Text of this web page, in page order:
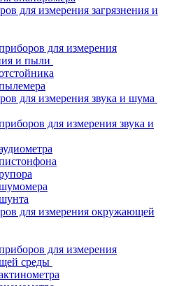
для измерения загрязнения и
для измерения
и пыли
для измерения звука и шума
для измерения звука и
для измерения окружающей
для измерения
среды